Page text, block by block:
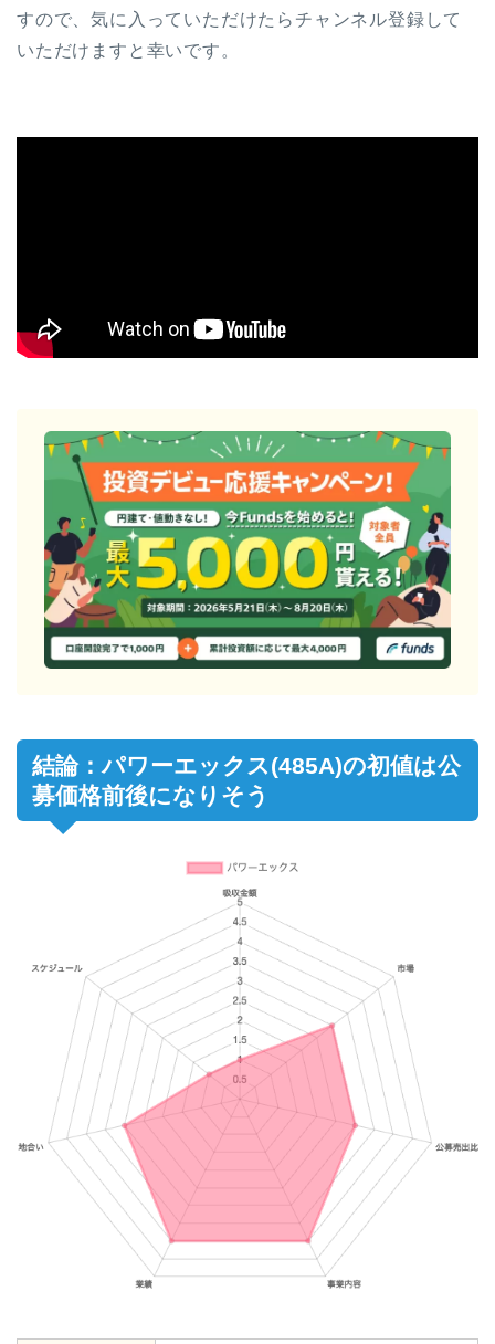
すので、気に入っていただけたらチャンネル登録して
いただけますと幸いです。
結論：パワーエックス(485A)の初値は公
募価格前後になりそう